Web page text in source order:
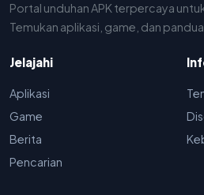
Portal unduhan APK terpercaya
Temukan aplikasi, game, dan
Jelajahi
Aplikasi
Game
Berita
Pencarian